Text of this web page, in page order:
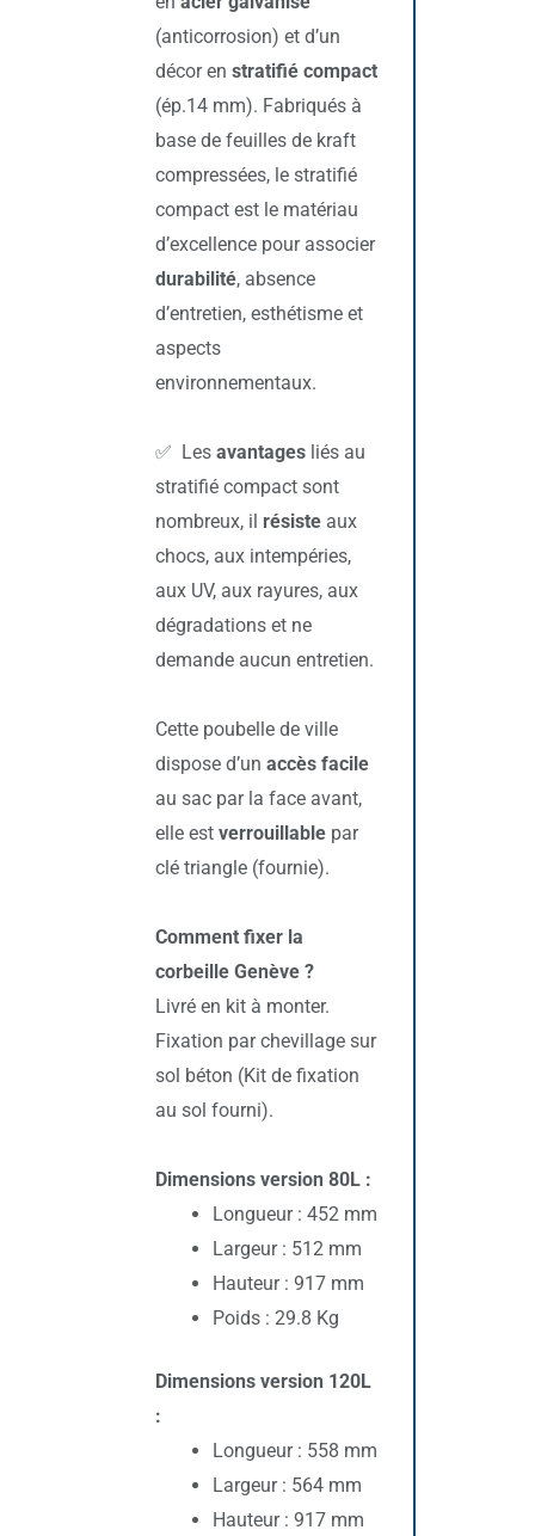
(anticorrosion) et d’un
décor en stratifié compact
(ép.14 mm). Fabriqués à
base de feuilles de kraft
compressées, le stratifié
compact est le matériau
d’excellence pour associer
durabilité, absence
d’entretien, esthétisme et
aspects
environnementaux.
✅ Les avantages liés au
stratifié compact sont
nombreux, il résiste aux
chocs, aux intempéries,
aux UV, aux rayures, aux
dégradations et ne
demande aucun entretien.
Cette poubelle de ville
dispose d’un accès facile
au sac par la face avant,
elle est verrouillable par
clé triangle (fournie).
Comment fixer la
corbeille Genève ?
Livré en kit à monter.
Fixation par chevillage sur
sol béton (Kit de fixation
au sol fourni).
Dimensions version 80L :
Longueur : 452 mm
Largeur : 512 mm
Hauteur : 917 mm
Poids : 29.8 Kg
Dimensions version 120L
:
Longueur : 558 mm
Largeur : 564 mm
Hauteur : 917 mm